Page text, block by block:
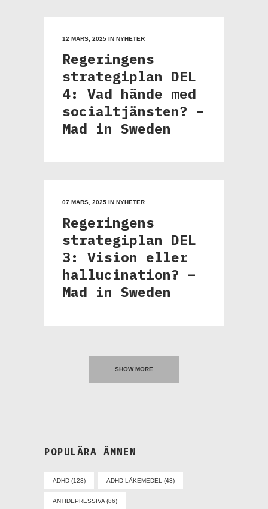
12 MARS, 2025 IN NYHETER
Regeringens
strategiplan DEL
4: Vad hände med
socialtjänsten? –
Mad in Sweden
07 MARS, 2025 IN NYHETER
Regeringens
strategiplan DEL
3: Vision eller
hallucination? –
Mad in Sweden
SHOW MORE
POPULÄRA ÄMNEN
ADHD (123) ADHD-LÄKEMEDEL (43)
ANTIDEPRESSIVA (86)